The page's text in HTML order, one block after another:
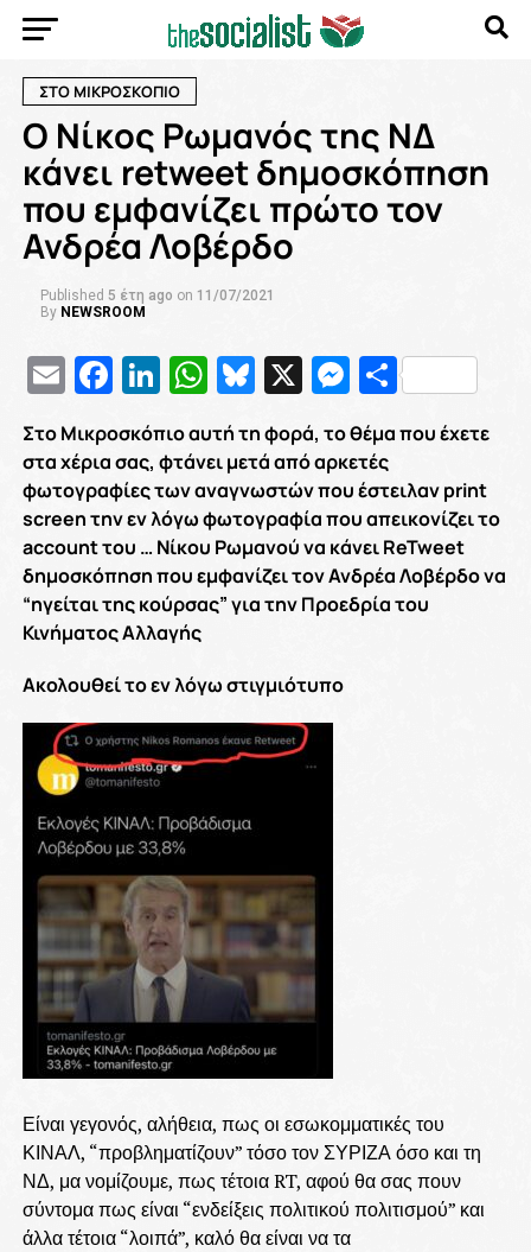
ΣΤΟ ΜΙΚΡΟΣΚΟΠΙΟ
Ο Νίκος Ρωμανός της ΝΔ
κάνει retweet δημοσκόπηση
που εμφανίζει πρώτο τον
Ανδρέα Λοβέρδο
Published 5 έτη ago on 11/07/2021
By NEWSROOM
EmailFacebook
LinkedIn
WhatsApp
Bluesky
X
Στο Μικροσκόπιο αυτή τη φορά, το θέμα που έχετε
στα χέρια σας, φτάνει μετά από αρκετές
φωτογραφίες των αναγνωστών που έστειλαν print
screen την εν λόγω φωτογραφία που απεικονίζει το
account του … Νίκου Ρωμανού να κάνει ReTweet
δημοσκόπηση που εμφανίζει τον Ανδρέα Λοβέρδο να
“ηγείται της κούρσας” για την Προεδρία του
Κινήματος Αλλαγής
Ακολουθεί το εν λόγω στιγμιότυπο
Είναι γεγονός, αλήθεια, πως οι εσωκομματικές του
ΚΙΝΑΛ, “προβληματίζουν” τόσο τον ΣΥΡΙΖΑ όσο και τη
ΝΔ, μα νομίζουμε, πως τέτοια RT, αφού θα σας πουν
σύντομα πως είναι “ενδείξεις πολιτικού πολιτισμού” και
άλλα τέτοια “λοιπά”, καλό θα είναι να τα